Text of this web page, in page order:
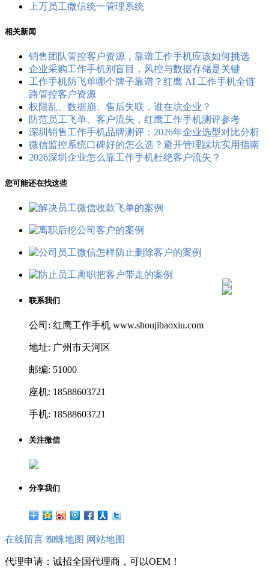
上万员工微信统一管理系统
相关新闻
销售团队管控客户资源，靠谱工作手机应该如何挑选
企业采购工作手机别盲目，风控与数据存储是关键
工作手机防飞单哪个牌子靠谱？红鹰 AI 工作手机全链
路管控客户资源
权限乱、数据崩、售后失联，谁在坑企业？
防范员工飞单、客户流失，红鹰工作手机测评参考
深圳销售工作手机品牌测评：2026年企业选型对比分析
微信监控系统口碑好的怎么选？避开管理踩坑实用指南
2026深圳企业怎么靠工作手机杜绝客户流失？
您可能还在找这些
联系我们
公司: 红鹰工作手机 www.shoujibaoxiu.com
地址: 广州市天河区
邮编: 51000
座机: 18588603721
手机: 18588603721
关注微信
分享我们
在线留言 蜘蛛地图 网站地图
代理申请：诚招全国代理商，可以OEM！